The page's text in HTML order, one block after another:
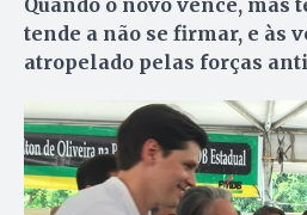
tende a não se firmar, e às
atropelado pelas forças